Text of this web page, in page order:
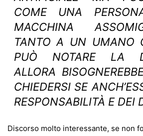
COME UNA
MACCHINA
TANTO A UN UMANO
PUÒ NOTARE LA
ALLORA
CHIEDERSI SE
RESPONSABILITÀ E DEI
Discorso molto interessante, se non